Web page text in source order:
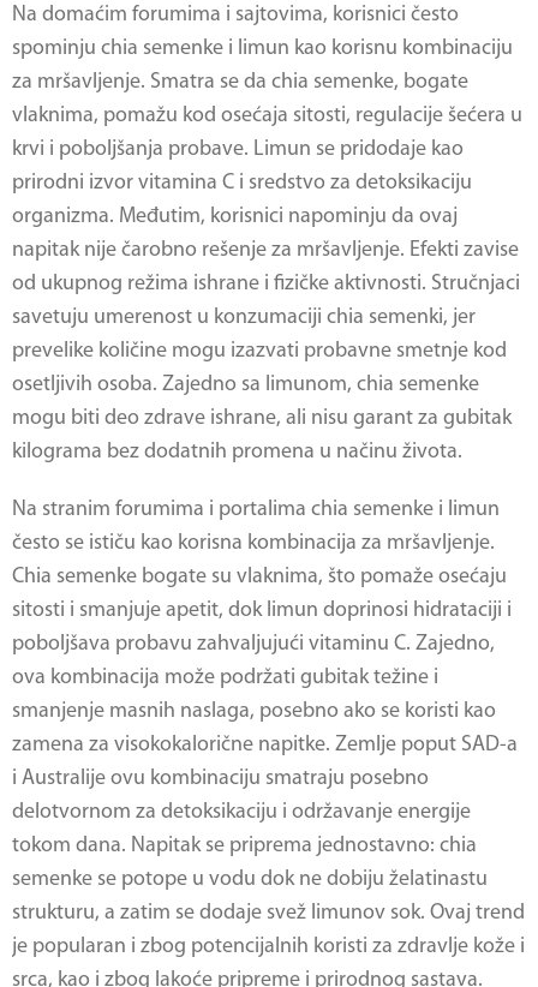
Na domaćim forumima i sajtovima, korisnici često
spominju chia semenke i limun kao korisnu kombinaciju
za mršavljenje. Smatra se da chia semenke, bogate
vlaknima, pomažu kod osećaja sitosti, regulacije šećera u
krvi i poboljšanja probave. Limun se pridodaje kao
prirodni izvor vitamina C i sredstvo za detoksikaciju
organizma. Međutim, korisnici napominju da ovaj
napitak nije čarobno rešenje za mršavljenje. Efekti zavise
od ukupnog režima ishrane i fizičke aktivnosti. Stručnjaci
savetuju umerenost u konzumaciji chia semenki, jer
prevelike količine mogu izazvati probavne smetnje kod
osetljivih osoba. Zajedno sa limunom, chia semenke
mogu biti deo zdrave ishrane, ali nisu garant za gubitak
kilograma bez dodatnih promena u načinu života.
Na stranim forumima i portalima chia semenke i limun
često se ističu kao korisna kombinacija za mršavljenje.
Chia semenke bogate su vlaknima, što pomaže osećaju
sitosti i smanjuje apetit, dok limun doprinosi hidrataciji i
poboljšava probavu zahvaljujući vitaminu C. Zajedno,
ova kombinacija može podržati gubitak težine i
smanjenje masnih naslaga, posebno ako se koristi kao
zamena za visokokalorične napitke. Zemlje poput SAD-a
i Australije ovu kombinaciju smatraju posebno
delotvornom za detoksikaciju i održavanje energije
tokom dana. Napitak se priprema jednostavno: chia
semenke se potope u vodu dok ne dobiju želatinastu
strukturu, a zatim se dodaje svež limunov sok. Ovaj trend
je popularan i zbog potencijalnih koristi za zdravlje kože i
srca, kao i zbog lakoće pripreme i prirodnog sastava​.